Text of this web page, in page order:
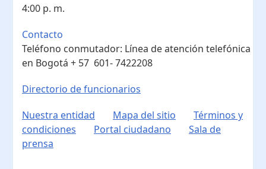
4:00 p. m.
Contacto
Teléfono conmutador: Línea de atención telefónica
en Bogotá ​+ 57 601- 7422208
Directorio de funcionarios
Nuestra entidad
Mapa del sitio
Términos y
condiciones
Portal ciudadano
Sala de
prensa